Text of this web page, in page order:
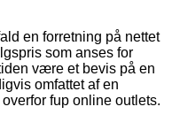
en forretning på nettet
som anses for
være et bevis på en
omfattet af en
fup online outlets.